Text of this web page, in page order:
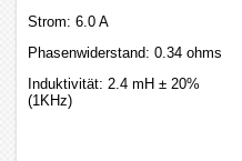
Strom: 6.0 A
Phasenwiderstand: 0.34 ohms
Induktivität: 2.4 mH ± 20%
(1KHz)